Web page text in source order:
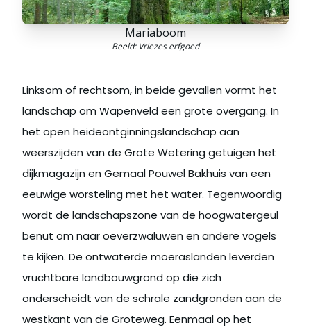
Mariaboom
Beeld: Vriezes erfgoed
Linksom of rechtsom, in beide gevallen vormt het
landschap om Wapenveld een grote overgang. In
het open heideontginningslandschap aan
weerszijden van de Grote Wetering getuigen het
dijkmagazijn en Gemaal Pouwel Bakhuis van een
eeuwige worsteling met het water. Tegenwoordig
wordt de landschapszone van de hoogwatergeul
benut om naar oeverzwaluwen en andere vogels
te kijken. De ontwaterde moeraslanden leverden
vruchtbare landbouwgrond op die zich
onderscheidt van de schrale zandgronden aan de
westkant van de Groteweg. Eenmaal op het